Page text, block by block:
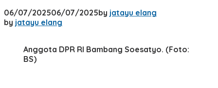
06/07/202506/07/2025by jatayu elang
by jatayu elang
Anggota DPR RI Bambang Soesatyo. (Foto:
BS)